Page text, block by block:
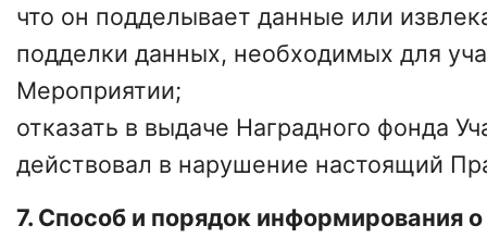
что он подделывает данные или
подделки данных, необходимых для
Мероприятии;
отказать в выдаче Наградного фонда
действовал в нарушение настоящий
7. Способ и порядок информирования